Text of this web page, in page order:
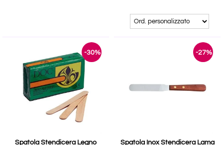
-30%
Spatola Stendicera Legno
-27%
Spatola Inox Stendicera Lama